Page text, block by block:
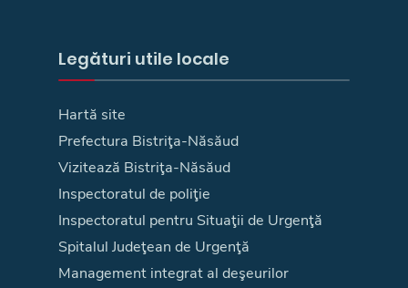
Legături utile locale
Hartă site
Prefectura Bistriţa-Năsăud
Vizitează Bistriţa-Năsăud
Inspectoratul de poliţie
Inspectoratul pentru Situaţii de Urgenţă
Spitalul Judeţean de Urgenţă
Management integrat al deşeurilor